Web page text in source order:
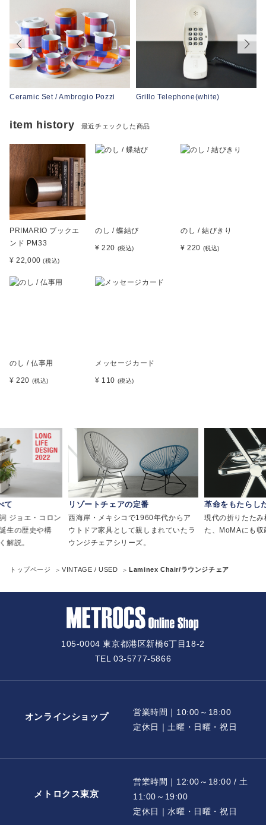
Ceramic Set / Ambrogio Pozzi Grillo Telephone(white)
item history 最近チェックした商品
PRIMARIO ブックエ
ンド PM33
¥ 22,000(税込)
のし / 蝶結び
¥ 220 (税込)
のし / 結びきり
¥ 220 (税込)
のし / 仏事用
¥ 220 (税込)
メッセージカード
¥ 110 (税込)
て
ジョエ・コロン
生の歴史や構
解説。
リゾートチェアの定番
西海岸・メキシコで1960年代からア
ウトドア家具として親しまれていたラ
ウンジチェアシリーズ。
革命をもたらし
現代の折りたた
た、MoMAにも収
トップページ VINTAGE / USED Laminex Chair/ラウンジチェア
105-0004 東京都港区新橋6丁目18-2
TEL 03-5777-5866
オンラインショップ
営業時間｜10:00～18:00
定休日｜土曜・日曜・祝日
メトロクス東京
営業時間｜12:00～18:00 / 土
11:00～19:00
定休日｜水曜・日曜・祝日